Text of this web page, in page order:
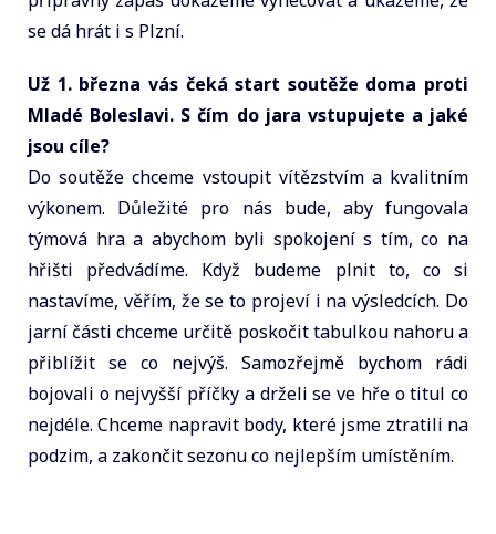
se dá hrát i s Plzní.
Už 1. března vás čeká start soutěže doma proti
Mladé Boleslavi. S čím do jara vstupujete a jaké
jsou cíle?
Do soutěže chceme vstoupit vítězstvím a kvalitním
výkonem. Důležité pro nás bude, aby fungovala
týmová hra a abychom byli spokojení s tím, co na
hřišti předvádíme. Když budeme plnit to, co si
nastavíme, věřím, že se to projeví i na výsledcích. Do
jarní části chceme určitě poskočit tabulkou nahoru a
přiblížit se co nejvýš. Samozřejmě bychom rádi
bojovali o nejvyšší příčky a drželi se ve hře o titul co
nejdéle. Chceme napravit body, které jsme ztratili na
podzim, a zakončit sezonu co nejlepším umístěním.